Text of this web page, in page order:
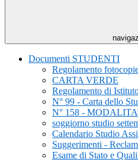
Documenti STUDENTI
Regolamento
CARTA VERDE
Regolamento di
N° 99 - Carta dello
N° 158 -
soggiorno studio
Calendario Studio
Suggerimenti -
Esame di Stato e